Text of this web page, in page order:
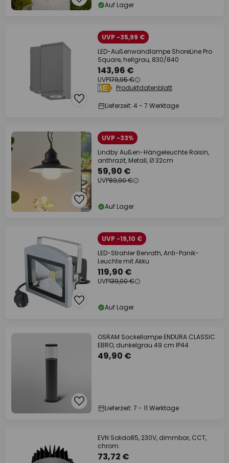
Auf Lager
UVP -35,99 €
LED-Außenwandlampe ShoreLine Pro
Square, hellgrau, 830/840
143,96 €
UVP179,95 €
Produktdatenblatt
Lieferzeit: 4 - 7 Werktage
UVP -33%
Lindby Außen-Hängeleuchte Roisin,
anthrazit, Metall, Ø 32cm
59,90 €
UVP89,90 €
Auf Lager
UVP -19,10 €
LED-Strahler Benrath, Anti-Panik-
Leuchte mit Akku
119,90 €
UVP139,00 €
Auf Lager
OSRAM Sockellampe ENDURA CLASSIC
EBRO, dunkelgrau 49 cm IP44
49,90 €
Lieferzeit: 7 - 11 Werktage
EVN Solido85, 230V, dimmbar, CCT,
chrom
73,72 €